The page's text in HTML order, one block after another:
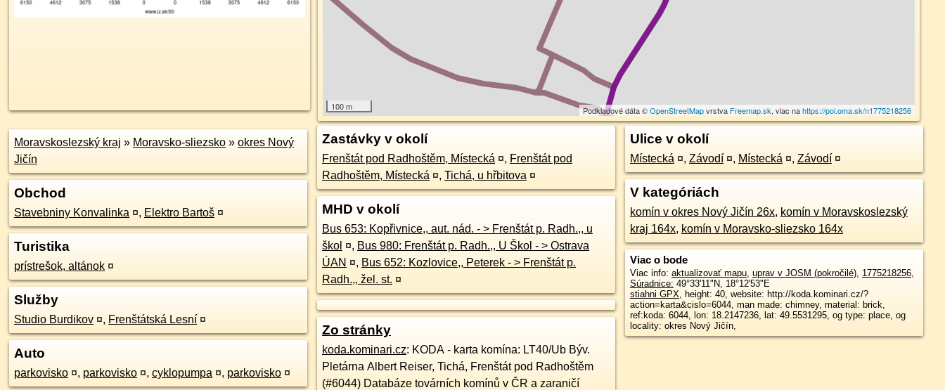
100 m Podkladové dáta ©OpenStreetMapvrstva Freemap.sk, viac nahttps://poi.oma.sk/n1775218256
Moravskoslezský kraj » Moravsko-sliezsko » okres Nový
Jičín
Obchod
Stavebniny Konvalinka ¤, Elektro Bartoš ¤
Turistika
prístrešok, altánok ¤
Služby
Studio Burdikov ¤, Frenštátská Lesní ¤
Auto
parkovisko ¤, parkovisko ¤, cyklopumpa ¤, parkovisko ¤
Zastávky v okolí
Frenštát pod Radhoštěm, Místecká ¤, Frenštát pod
Radhoštěm, Místecká ¤, Tichá, u hřbitova ¤
MHD v okolí
Bus 653: Kopřivnice,, aut. nád. - > Frenštát p. Radh.,, u
škol ¤, Bus 980: Frenštát p. Radh.,, U Škol - > Ostrava
ÚAN ¤, Bus 652: Kozlovice,, Peterek - > Frenštát p.
Radh.,, žel. st. ¤
Zo stránky
koda.kominari.cz: KODA - karta komína: LT40/Ub Býv.
Pletárna Albert Reiser, Tichá, Frenštát pod Radhoštěm
(#6044) Databáze továrních komínů v ČR a zaraničí
Ulice v okolí
Místecká ¤, Závodí ¤, Místecká ¤, Závodí ¤
V kategóriách
komín v okres Nový Jičín 26x, komín v Moravskoslezský
kraj 164x, komín v Moravsko-sliezsko 164x
Viac o bode
Viac info: aktualizovať mapu, uprav v JOSM (pokročilé), 1775218256,
Súradnice: 49°33'11"N, 18°12'53"E
stiahni GPX, height: 40, website: http://koda.kominari.cz/?
action=karta&cislo=6044, man made: chimney, material: brick,
ref:koda: 6044, lon: 18.2147236, lat: 49.5531295, og type: place, og
locality: okres Nový Jičín,